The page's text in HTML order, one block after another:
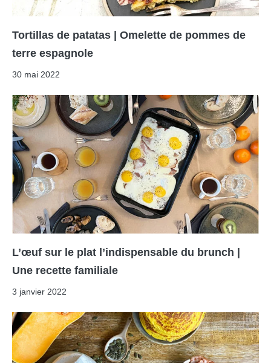
Tortillas de patatas | Omelette de pommes de
terre espagnole
30 mai 2022
L’œuf sur le plat l’indispensable du brunch |
Une recette familiale
3 janvier 2022